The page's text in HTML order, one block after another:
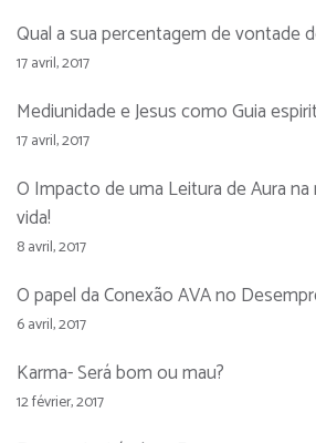
Qual a sua percentagem de vontade
17 avril, 2017
Mediunidade e Jesus como Guia
17 avril, 2017
O Impacto de uma Leitura de Aura
vida!
8 avril, 2017
O papel da Conexão AVA no
6 avril, 2017
Karma- Será bom ou mau?
12 février, 2017